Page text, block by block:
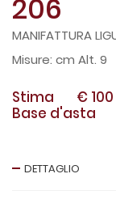
206
MANIFATTURA
cm Alt. 9
Stima € 100
Base d'asta
DETTAGLIO